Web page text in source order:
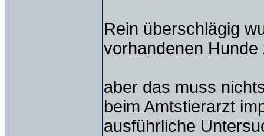
Rein überschlägig
vorhandenen
aber das muss
beim Amtstierarzt
ausführliche